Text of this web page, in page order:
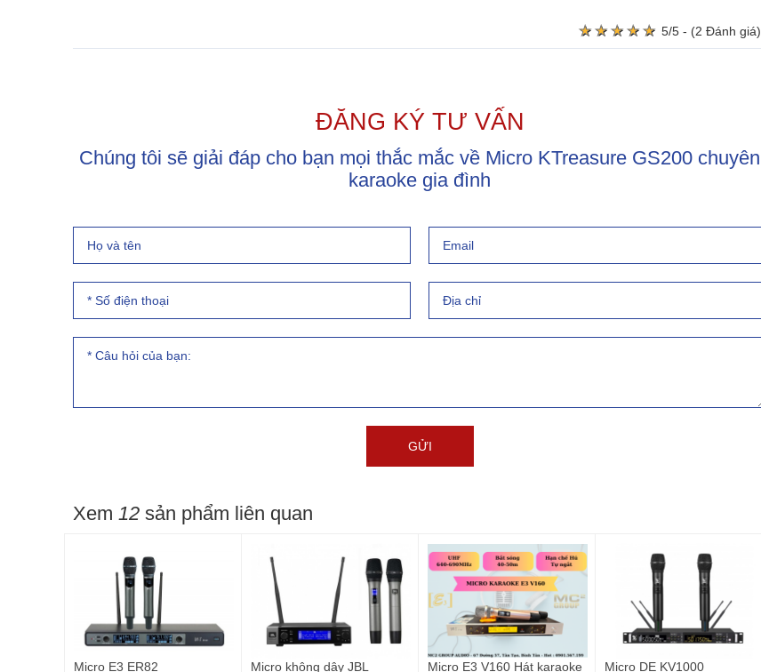
★ ★ ★ ★ ★
★ ★ ★ ★ ★ 5/5 - (2 Đánh giá)
ĐĂNG KÝ TƯ VẤN
Chúng tôi sẽ giải đáp cho bạn mọi thắc mắc về Micro KTreasure GS200 chuyên
karaoke gia đình
Xem 12 sản phẩm liên quan
Micro E3 ER82
Micro không dây JBL
Micro E3 V160 Hát karaoke
Micro DE KV1000